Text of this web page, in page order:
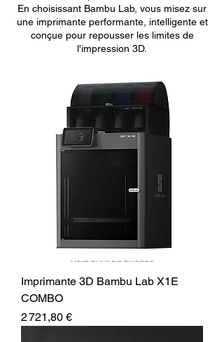
En choisissant Bambu Lab, vous misez sur
une imprimante performante, intelligente et
conçue pour repousser les limites de
l'impression 3D.
Imprimante 3D Bambu Lab X1E
COMBO
Prix
2 721,80 €